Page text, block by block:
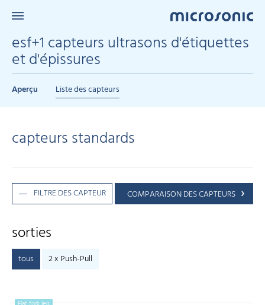
esf+1 capteurs ultrasons d'étiquettes
et d'épissures
Aperçu Liste des capteurs
capteurs standards
FILTRE DES CAPTEUR COMPARAISON DES CAPTEURS
sorties
tous 2 x Push-Pull